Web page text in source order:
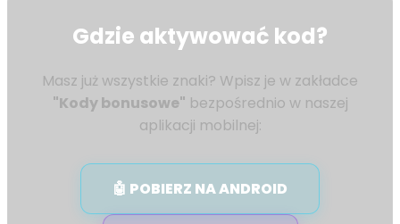
Gdzie aktywować kod?
Masz już wszystkie znaki? Wpisz je w zakładce
"Kody bonusowe" bezpośrednio w naszej
aplikacji mobilnej:
🤖 POBIERZ NA ANDROID